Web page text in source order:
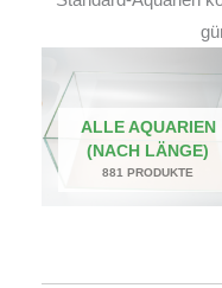
ALLE AQUARIEN
(NACH LÄNGE)
881 PRODUKTE